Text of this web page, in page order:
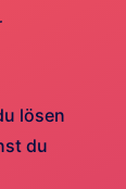
lösen
du